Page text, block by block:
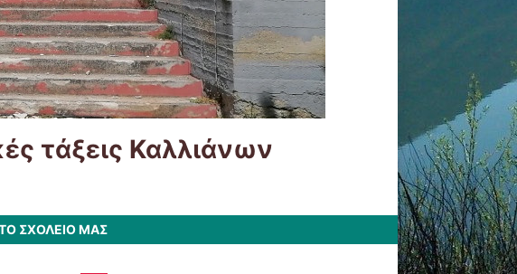
τάξεις Καλλιάνων
ΣΧΟΛΕΙΟ ΜΑΣ